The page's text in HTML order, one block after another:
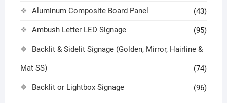
Aluminum Composite Board Panel (43)
Ambush Letter LED Signage (95)
Backlit & Sidelit Signage (Golden, Mirror, Hairline &
Mat SS) (74)
Backlit or Lightbox Signage (96)